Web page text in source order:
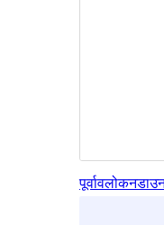
पूर्वावलोकन